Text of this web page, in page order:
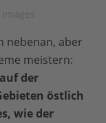
nebenan, aber
meistern:
der
östlich
wie der